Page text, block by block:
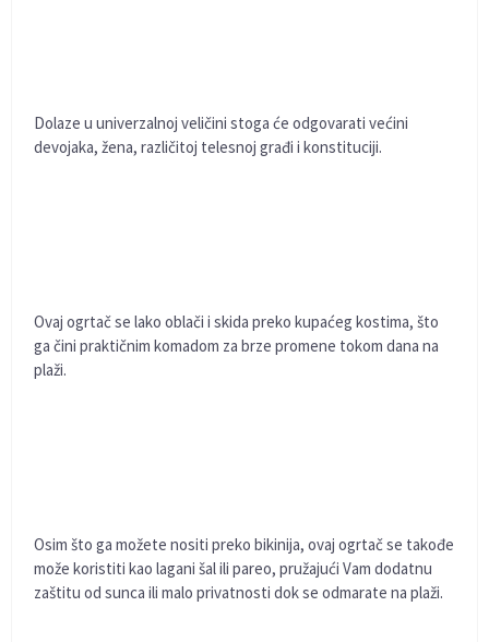
Dolaze u univerzalnoj veličini stoga će odgovarati većini
devojaka, žena, različitoj telesnoj građi i konstituciji.
Ovaj ogrtač se lako oblači i skida preko kupaćeg kostima, što
ga čini praktičnim komadom za brze promene tokom dana na
plaži.
Osim što ga možete nositi preko bikinija, ovaj ogrtač se takođe
može koristiti kao lagani šal ili pareo, pružajući Vam dodatnu
zaštitu od sunca ili malo privatnosti dok se odmarate na plaži.